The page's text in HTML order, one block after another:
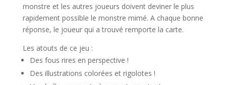
monstre et les autres joueurs doivent deviner le plus
rapidement possible le monstre mimé. A chaque bonne
réponse, le joueur qui a trouvé remporte la carte.
Les atouts de ce jeu :
Des fous rires en perspective !
Des illustrations colorées et rigolotes !